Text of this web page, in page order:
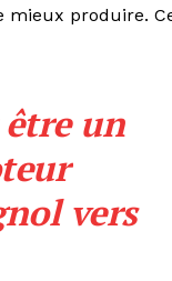
mieux produire.
un
vers